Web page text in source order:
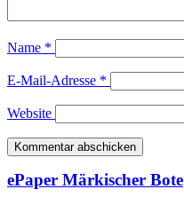
Name *
E-Mail-Adresse *
Website
ePaper Märkischer Bote